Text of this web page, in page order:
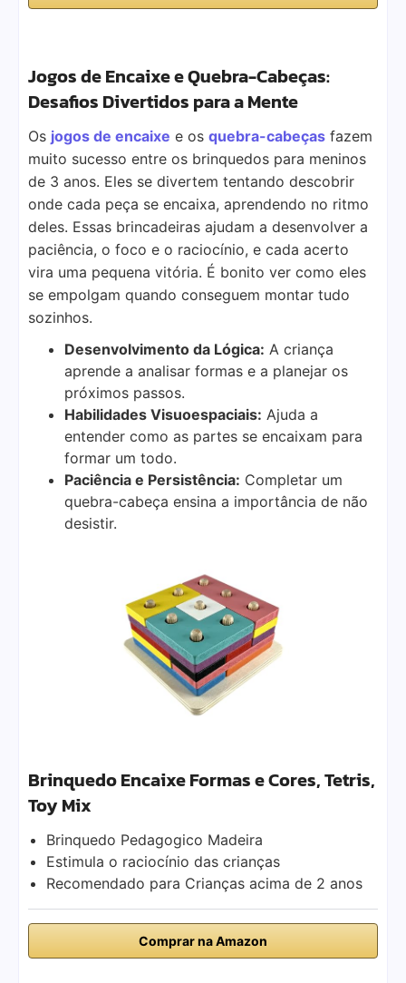
Jogos de Encaixe e Quebra-Cabeças:
Desafios Divertidos para a Mente
Os jogos de encaixe e os quebra-cabeças fazem
muito sucesso entre os brinquedos para meninos
de 3 anos. Eles se divertem tentando descobrir
onde cada peça se encaixa, aprendendo no ritmo
deles. Essas brincadeiras ajudam a desenvolver a
paciência, o foco e o raciocínio, e cada acerto
vira uma pequena vitória. É bonito ver como eles
se empolgam quando conseguem montar tudo
sozinhos.
Desenvolvimento da Lógica: A criança
aprende a analisar formas e a planejar os
próximos passos.
Habilidades Visuoespaciais: Ajuda a
entender como as partes se encaixam para
formar um todo.
Paciência e Persistência: Completar um
quebra-cabeça ensina a importância de não
desistir.
Brinquedo Encaixe Formas e Cores, Tetris,
Toy Mix
Brinquedo Pedagogico Madeira
Estimula o raciocínio das crianças
Recomendado para Crianças acima de 2 anos
Comprar na Amazon